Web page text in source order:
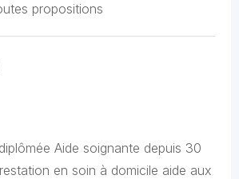
propositions
Aide soignante depuis 30
en soin à domicile aide aux